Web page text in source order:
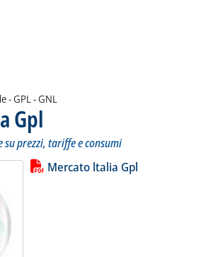
- GPL - GNL
Gpl
prezzi, tariffe e consumi
Leggi tutta la notizia: 'Mercato
alla notizia
Mercato ltalia Gpl